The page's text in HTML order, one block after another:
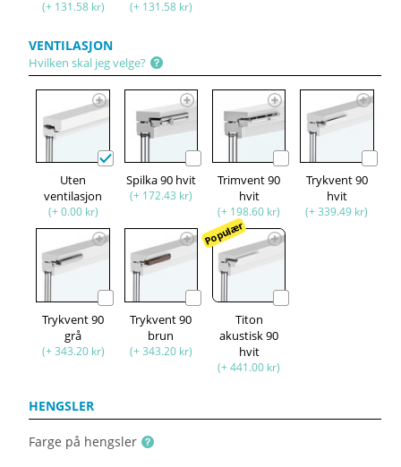
(+ 131.58 kr) (+ 131.58 kr)
VENTILASJON
Hvilken skal jeg velge?
Uten
ventilasjon
(+ 0.00 kr)
Spilka 90 hvit
(+ 172.43 kr)
Trimvent 90
hvit
(+ 198.60 kr)
Trykvent 90
hvit
(+ 339.49 kr)
Trykvent 90
grå
(+ 343.20 kr)
Trykvent 90
brun
(+ 343.20 kr)
Populær
Titon
akustisk 90
hvit
(+ 441.00 kr)
HENGSLER
Farge på hengsler